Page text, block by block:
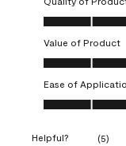
Quality of
Value of Product
Value of Product,
Ease of
Ease of
Helpful? (5)